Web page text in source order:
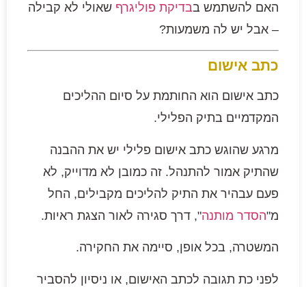
האם להשתמש בבדיקת פוליגרף שאולי לא קבילה
– אבל יש לה משמעות?
כתב אישום
כתב אישום הוא החותמת על סיום ההליכים
המקדמיים בתיק הפלילי.
מרגע שהוגש כתב אישום פלילי יש את ההבנה
שהתיק אמור להתנהל. זה כמובן לא מדוייק, לא
פעם עבהיר את התיק להליכים מקבילים, החל
מ"הסדר מותנה", דרך סגירה לאור הצגת ראיות.
המשטרה, בכל אופן, סיימה את החקירה.
לפני כת תגובה לכתב האישום, או ניסיון להסביר